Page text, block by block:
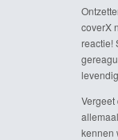
coverX
reactie!
kennen